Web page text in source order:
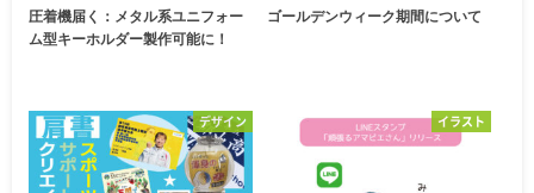
圧着機届く：メタル系ユニフォー
ム型キーホルダー製作可能に！
ゴールデンウィーク期間について
デザイン イラスト